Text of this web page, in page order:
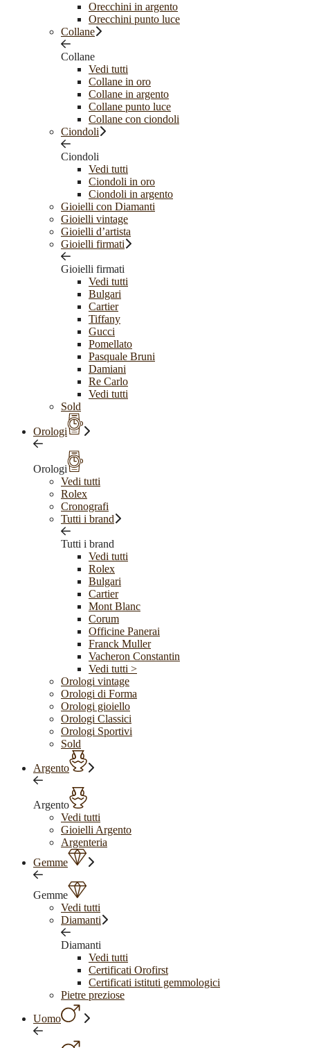
Orecchini in argento
Orecchini punto luce
Collane
Collane
Vedi tutti
Collane in oro
Collane in argento
Collane punto luce
Collane con ciondoli
Ciondoli
Ciondoli
Vedi tutti
Ciondoli in oro
Ciondoli in argento
Gioielli con Diamanti
Gioielli vintage
Gioielli d’artista
Gioielli firmati
Gioielli firmati
Vedi tutti
Bulgari
Cartier
Tiffany
Gucci
Pomellato
Pasquale Bruni
Damiani
Re Carlo
Vedi tutti
Sold
Orologi
Orologi
Vedi tutti
Rolex
Cronografi
Tutti i brand
Tutti i brand
Vedi tutti
Rolex
Bulgari
Cartier
Mont Blanc
Corum
Officine Panerai
Franck Muller
Vacheron Constantin
Vedi tutti >
Orologi vintage
Orologi di Forma
Orologi gioiello
Orologi Classici
Orologi Sportivi
Sold
Argento
Argento
Vedi tutti
Gioielli Argento
Argenteria
Gemme
Gemme
Vedi tutti
Diamanti
Diamanti
Vedi tutti
Certificati Orofirst
Certificati istituti gemmologici
Pietre preziose
Uomo